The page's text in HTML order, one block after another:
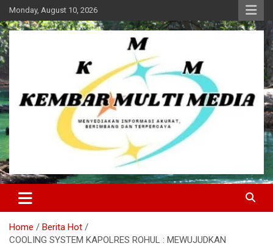
Skip
to
content
Monday, August 10, 2026
Kembar Multi Media
Home
Berita Hot
COOLING SYSTEM KAPOLRES ROHUL : MEWUJUDKAN